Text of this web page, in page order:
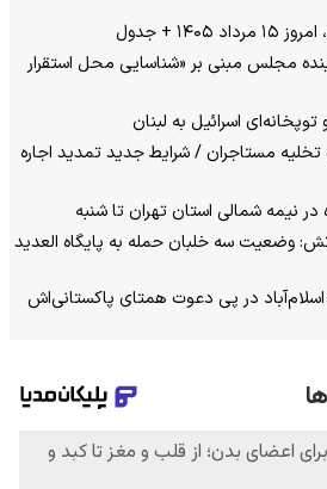
+ جدول
مجلس مبنی بر «شناسایی محل استقرار
اسرائیل به لبنان
تخلیه مستاجران / شرایط جدید تمدید اجاره
در نیمه شمالی استان تهران تا شنبه
وضعیت سه خلبان حمله به پایگاه العدید
در پی دعوت همتای پاکستانی‌اش